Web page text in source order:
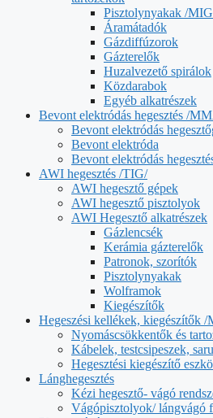
Pisztolynyakak /
Áramátadók
Gázdiffúzorok
Gázterelők
Huzalvezető spirálok
Közdarabok
Egyéb alkatrészek
Bevont elektródás hegesztés /
Bevont elektródás
Bevont elektróda
Bevont elektródás
AWI hegesztés /TIG/
AWI hegesztő gépek
AWI hegesztő pisztolyok
AWI Hegesztő alkatrészek
Gázlencsék
Kerámia gázterelők
Patronok, szorítók
Pisztolynyakak
Wolframok
Kiegészítők
Hegeszési kellékek,
Nyomáscsökkentők és
Kábelek, testcsipeszek,
Hegesztési kiegészítő
Lánghegesztés
Kézi hegesztő- vágó
Vágópisztolyok/ lángvágó